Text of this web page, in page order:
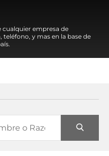
cualquier empresa de
y mas en la base de